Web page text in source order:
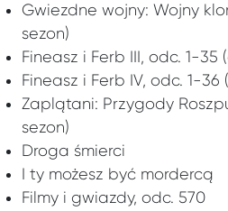
Gwiezdne wojny: Wojny
sezon)
Fineasz i Ferb III, odc. 1-35
Fineasz i Ferb IV, odc. 1-36
Zaplątani: Przygody
sezon)
Droga śmierci
I ty możesz być mordercą
Filmy i gwiazdy, odc. 570